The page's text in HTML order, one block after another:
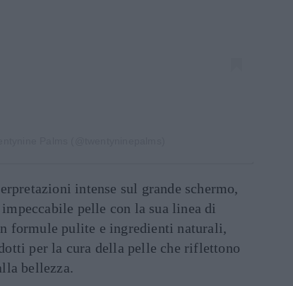
intense sul grande schermo,
pelle con la sua linea di
formule pulite e ingredienti naturali,
per la cura della pelle che riflettono
bellezza.